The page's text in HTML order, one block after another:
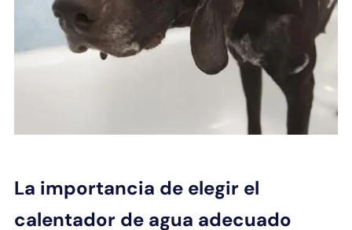
La importancia de elegir el
calentador de agua adecuado